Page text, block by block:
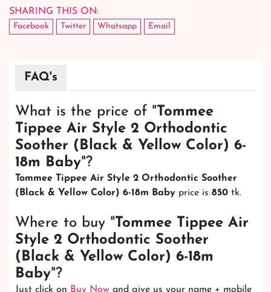
SHARING THIS ON:
Facebook Twitter Whatsapp Email
FAQ's
What is the price of "Tommee
Tippee Air Style 2 Orthodontic
Soother (Black & Yellow Color) 6-
18m Baby"?
Tommee Tippee Air Style 2 Orthodontic Soother
(Black & Yellow Color) 6-18m Baby price is 850 tk.
Where to buy "Tommee Tippee Air
Style 2 Orthodontic Soother
(Black & Yellow Color) 6-18m
Baby"?
Just click on Buy Now and give us your name + mobile